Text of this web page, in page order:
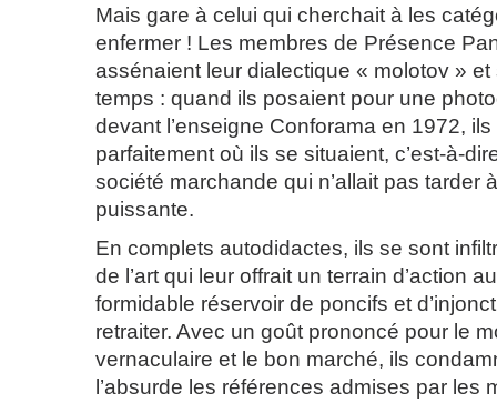
Mais gare à celui qui cherchait à les
enfermer ! Les membres de Présence
assénaient leur dialectique « molotov » et
temps : quand ils posaient pour une
devant l’enseigne Conforama en 1972,
parfaitement où ils se situaient, c’est-à-
société marchande qui n’allait pas tarder
puissante.
En complets autodidactes, ils se sont
de l’art qui leur offrait un terrain d’action
formidable réservoir de poncifs et
retraiter. Avec un goût prononcé pour le
vernaculaire et le bon marché, ils
l’absurde les références admises par les